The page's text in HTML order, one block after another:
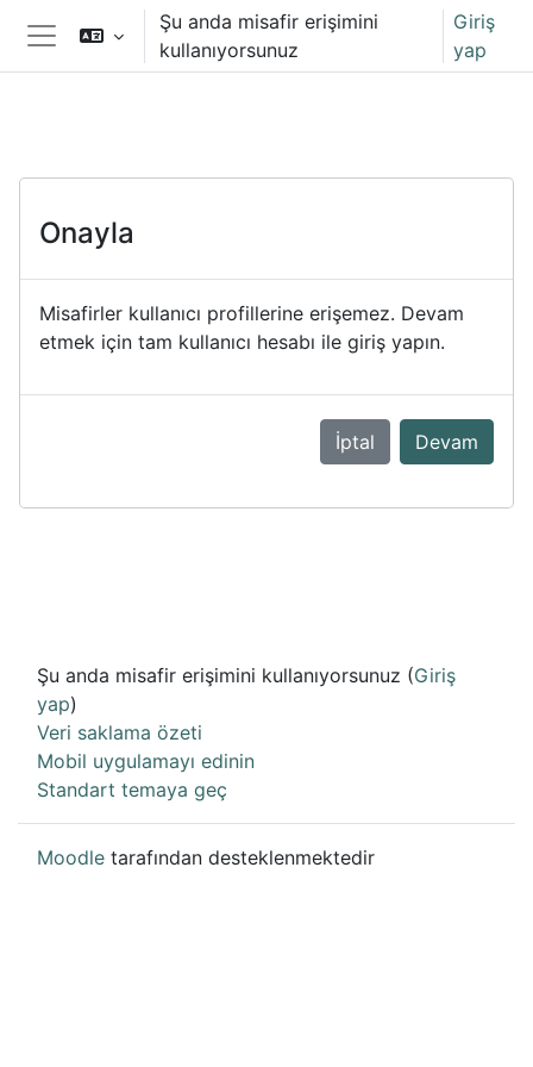
Yan panel
Şu anda misafir erişimini
kullanıyorsunuz
Giriş
yap
Onayla
Misafirler kullanıcı profillerine erişemez. Devam
etmek için tam kullanıcı hesabı ile giriş yapın.
İptal Devam
Şu anda misafir erişimini kullanıyorsunuz (Giriş
yap)
Veri saklama özeti
Mobil uygulamayı edinin
Standart temaya geç
Moodle tarafından desteklenmektedir